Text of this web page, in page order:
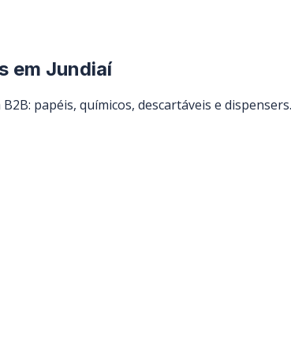
em Jundiaí
papéis, químicos, descartáveis e dispensers.